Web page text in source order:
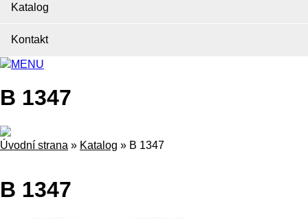
Katalog
Kontakt
MENU
B 1347
Úvodní strana » Katalog » B 1347
B 1347